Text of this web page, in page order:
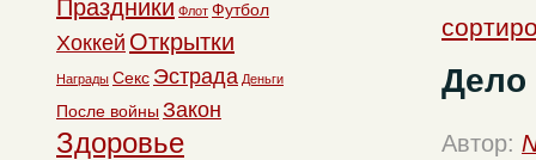
Дело
Автор:
Праздники Флот Футбол
Хоккей Открытки
Награды Секс Эстрада Деньги
После войны Закон
Здоровье